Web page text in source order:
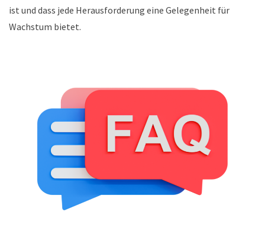
ist und dass jede Herausforderung eine Gelegenheit für
Wachstum bietet.